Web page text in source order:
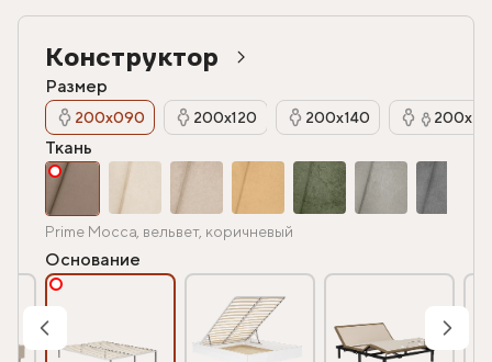
Конструктор
Размер
200х090 200х120 200х140
Ткань
Prime Mocca, вельвет, коричневый
Основание